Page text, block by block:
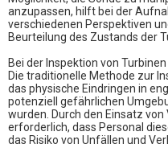
anzupassen, hilft bei der
verschiedenen Perspektiven
Beurteilung des Zustands der
Bei der Inspektion von
Die traditionelle Methode zur
das physische Eindringen in
potenziell gefährlichen
wurden. Durch den Einsatz
erforderlich, dass Personal
das Risiko von Unfällen und